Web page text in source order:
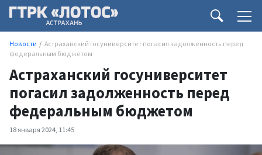
Новости
Астраханский госуниверситет погасил задолженность перед
федеральным бюджетом
Астраханский госуниверситет
погасил задолженность перед
федеральным бюджетом
18 января 2024, 11:45